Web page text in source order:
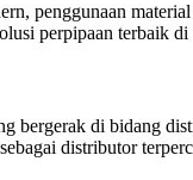
penggunaan
perpipaan terbaik di
bergerak di bidang
distributor